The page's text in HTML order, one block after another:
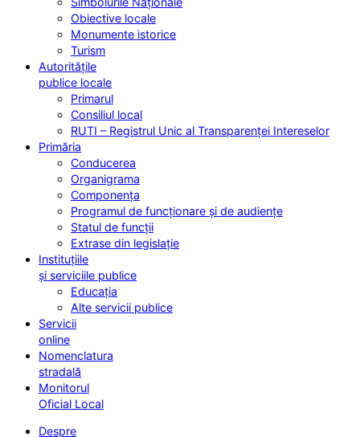
Obiective locale
Monumente istorice
Turism
Autoritățile
publice locale
Primarul
Consiliul local
RUTI – Registrul Unic al Transparenței Intereselor
Primăria
Conducerea
Organigrama
Componența
Programul de funcționare și de audiențe
Statul de funcții
Extrase din legislație
Instituțiile
și serviciile publice
Educația
Alte servicii publice
Servicii
online
Nomenclatura
stradală
Monitorul
Oficial Local
Despre